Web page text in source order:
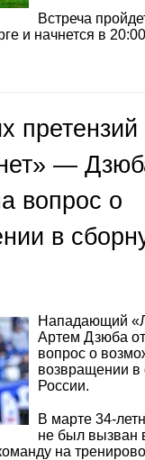
Встреча
и начнется в
претензий
—
вопрос о
в
Нападающий
Артем Дзюба
вопрос о
возвращении в
России.
В марте 34-
не был вызван
на